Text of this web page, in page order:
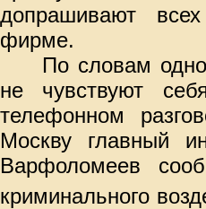
допрашивают
фирме.
По словам
не чувствуют
телефонном
Москву главный
Варфоломеев
криминального